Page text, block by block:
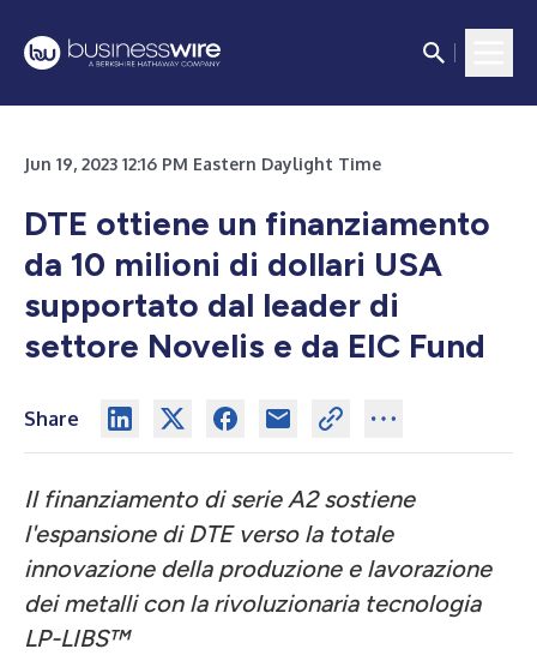
Jun 19, 2023 12:16 PM Eastern Daylight Time
DTE ottiene un finanziamento
da 10 milioni di dollari USA
supportato dal leader di
settore Novelis e da EIC Fund
Share
Il finanziamento di serie A2 sostiene
l'espansione di DTE verso la totale
innovazione della produzione e lavorazione
dei metalli con la rivoluzionaria tecnologia
LP-LIBS™